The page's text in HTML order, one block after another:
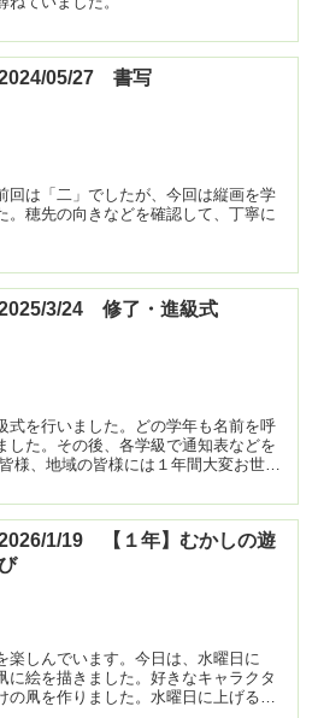
05/27 書写
回は「二」でしたが、今回は縦画を学
。穂先の向きなどを確認して、丁寧に
3/24 修了・進級式
式を行いました。どの学年も名前を呼
した。その後、各学級で通知表などを
1/19 【１年】むかしの遊
楽しんでいます。今日は、水曜日に
に絵を描きました。好きなキャラクタ
凧を作りました。水曜日に上げるの